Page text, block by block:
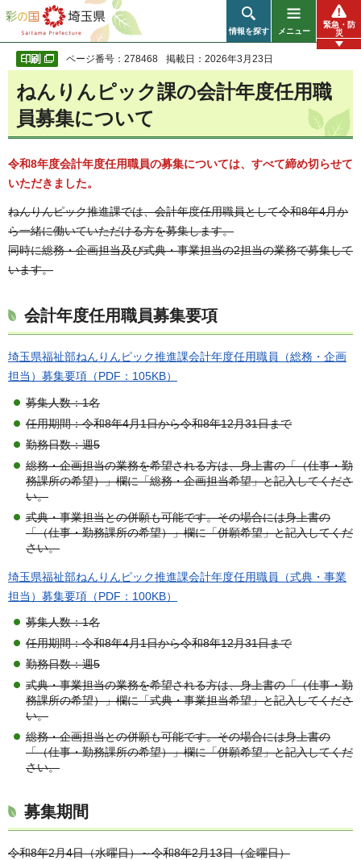
彩の国 埼玉県
情報を探す メニュー
緊急・防
災
ページ番号：278468 掲載日：2026年3月23日
ねんりんピック課の会計年度任用職
員募集について
令和8年度会計年度任用職員の募集については、すべて締め切らせて
いただきました。
ねんりんピック推進課では、会計年度任用職員として令和8年4月か
ら一緒に働いていただける方を募集します。
同時に総務・企画担当及び式典・事業担当の2担当の業務で募集して
います。
会計年度任用職員募集要項
埼玉県福祉部ねんりんピック推進課会計年度任用職員（総務・企画
担当）募集要項（PDF：105KB）
募集人数：1名
任用期間：令和8年4月1日から令和8年12月31日まで
勤務日数：週5
総務・企画担当の業務を希望される方は、身上書の「（仕事・勤
務課所の希望）」欄に「総務・企画担当希望」と記入してくださ
い。
式典・事業担当との併願も可能です。その場合には身上書の
「（仕事・勤務課所の希望）」欄に「併願希望」と記入してくだ
さい。
埼玉県福祉部ねんりんピック推進課会計年度任用職員（式典・事業
担当）募集要項（PDF：100KB）
募集人数：1名
任用期間：令和8年4月1日から令和8年12月31日まで
勤務日数：週5
式典・事業担当の業務を希望される方は、身上書の「（仕事・勤
務課所の希望）」欄に「式典・事業担当希望」と記入してくださ
い。
総務・企画担当との併願も可能です。その場合には身上書の
「（仕事・勤務課所の希望）」欄に「併願希望」と記入してくだ
さい。
募集期間
令和8年2月4日（水曜日）～令和8年2月13日（金曜日）